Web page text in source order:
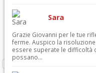
Sara
Grazie Giovanni per le tue
ferme. Auspico la
essere superate le difficoltà
possano...